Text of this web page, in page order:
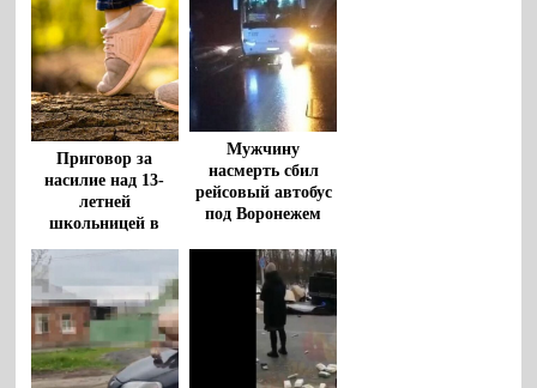
Приговор за
насилие над 13-
летней
школьницей в
гараже вынесли
воронежскому
пенсионеру
Мужчину
насмерть сбил
рейсовый автобус
под Воронежем